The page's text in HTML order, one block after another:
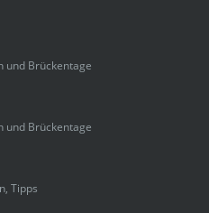
und Brückentage
und Brückentage
Tipps